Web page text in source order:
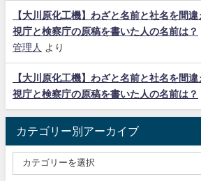
【大川原化工機】わざと名前と社名を間
視庁と検察庁の原稿を書いた人の名前は？
管理人
より
【大川原化工機】わざと名前と社名を間
視庁と検察庁の原稿を書いた人の名前は？
カテゴリー別アーカイブ